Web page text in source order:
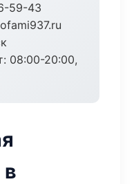
59-43
08:00-20:00,